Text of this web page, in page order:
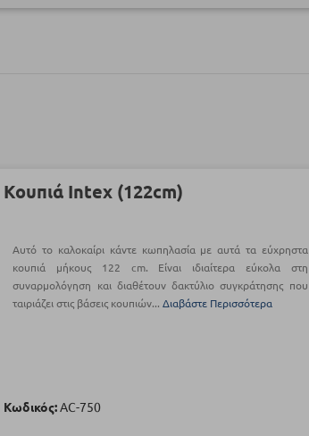
Κουπιά Intex (122cm)
Aυτό το καλοκαίρι κάντε κωπηλασία με αυτά τα εύχρηστα
κουπιά μήκους 122 cm. Είναι ιδιαίτερα εύκολα στη
συναρμολόγηση και διαθέτουν δακτύλιο συγκράτησης που
ταιριάζει στις βάσεις κουπιών...Διαβάστε Περισσότερα
Κωδικός:AC-750